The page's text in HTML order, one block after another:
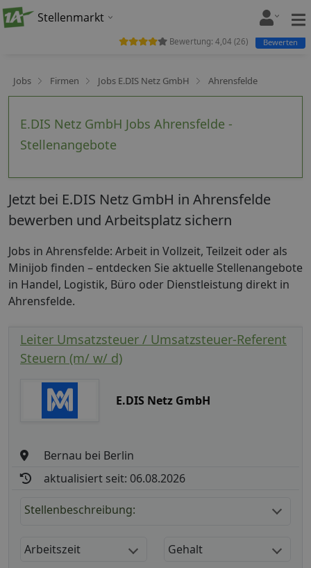
Stellenmarkt
Jobs Firmen Jobs E.DIS Netz GmbH Ahrensfelde
E.DIS Netz GmbH Jobs Ahrensfelde -
Stellenangebote
Bewertung: 4,04 (26) Bewerten
Jetzt bei E.DIS Netz GmbH in Ahrensfelde
bewerben und Arbeitsplatz sichern
Jobs in Ahrensfelde: Arbeit in Vollzeit, Teilzeit oder als
Minijob finden – entdecken Sie aktuelle Stellenangebote
in Handel, Logistik, Büro oder Dienstleistung direkt in
Ahrensfelde.
Leiter Umsatzsteuer / Umsatzsteuer-Referent
Steuern (m/ w/ d)
E.DIS Netz GmbH
Bernau bei Berlin
aktualisiert seit: 06.08.2026
Stellenbeschreibung:
Arbeitszeit Gehalt